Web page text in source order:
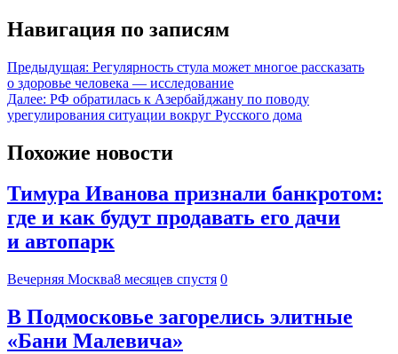
Навигация по записям
Предыдущая: Регулярность стула может многое рассказать
о здоровье человека — исследование
Далее: РФ обратилась к Азербайджану по поводу
урегулирования ситуации вокруг Русского дома
Похожие новости
Тимура Иванова признали банкротом:
где и как будут продавать его дачи
и автопарк
Вечерняя Москва8 месяцев спустя 0
В Подмосковье загорелись элитные
«Бани Малевича»